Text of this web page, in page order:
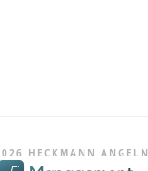
HECKMANN ANGELN